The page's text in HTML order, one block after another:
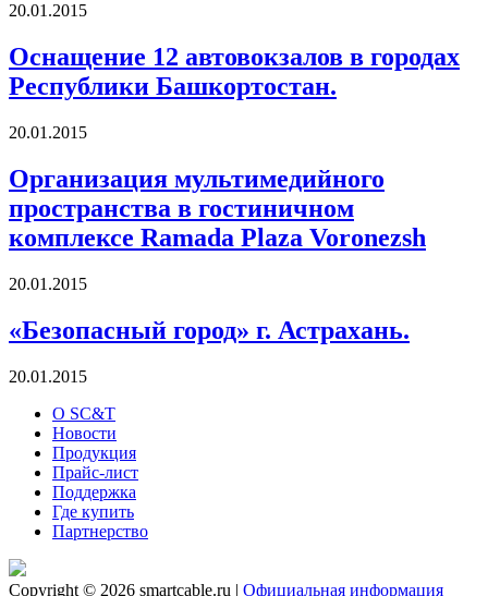
20.01.2015
Оснащение 12 автовокзалов в городах
Республики Башкортостан.
20.01.2015
Организация мультимедийного
пространства в гостиничном
комплексе Ramada Plaza Voronezsh
20.01.2015
«Безопасный город» г. Астрахань.
20.01.2015
О SC&T
Новости
Продукция
Прайс-лист
Поддержка
Где купить
Партнерство
Copyright © 2026 smartcable.ru | Официальная информация